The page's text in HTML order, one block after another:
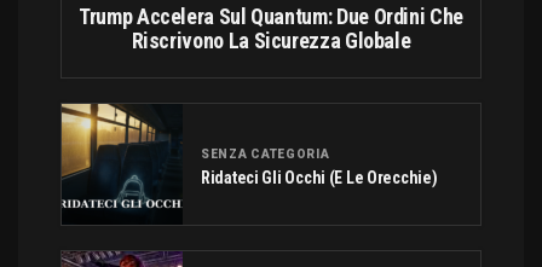
Trump Accelera Sul Quantum: Due Ordini Che
Riscrivono La Sicurezza Globale
SENZA CATEGORIA
Ridateci Gli Occhi (e Le Orecchie)